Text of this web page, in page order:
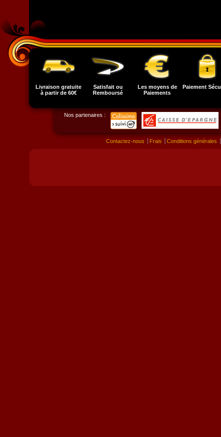
Livraison gratuite
à partir de 60€
Satisfait ou
Remboursé
Les moyens de
Paiements
Paiement
Nos partenaires :
Contactez-nous Frais Conditions générales